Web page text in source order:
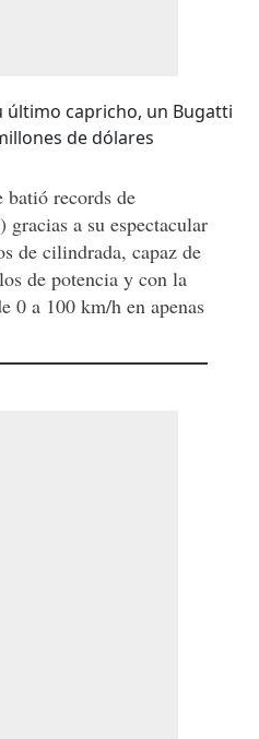
batió records de
a su espectacular
de cilindrada, capaz de
de potencia y con la
0 a 100 km/h en apenas